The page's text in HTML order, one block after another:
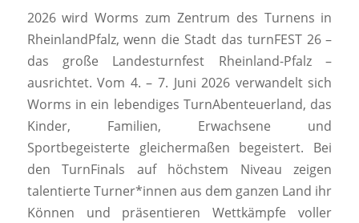
2026 wird Worms zum Zentrum des Turnens in
RheinlandPfalz, wenn die Stadt das turnFEST 26 –
das große Landesturnfest Rheinland-Pfalz –
ausrichtet. Vom 4. – 7. Juni 2026 verwandelt sich
Worms in ein lebendiges TurnAbenteuerland, das
Kinder, Familien, Erwachsene und
Sportbegeisterte gleichermaßen begeistert. Bei
den TurnFinals auf höchstem Niveau zeigen
talentierte Turner*innen aus dem ganzen Land ihr
Können und präsentieren Wettkämpfe voller